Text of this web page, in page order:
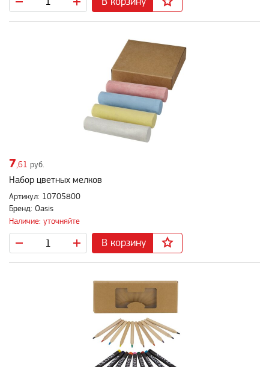
7 ,61 руб.
Набор цветных мелков
Артикул: 10705800
Бренд: Oasis
Наличие: уточняйте
В корзину